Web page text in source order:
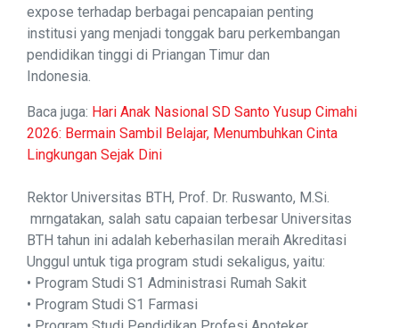
expose terhadap berbagai pencapaian penting
institusi yang menjadi tonggak baru perkembangan
pendidikan tinggi di Priangan Timur dan
Indonesia.
Baca juga: Hari Anak Nasional SD Santo Yusup Cimahi
2026: Bermain Sambil Belajar, Menumbuhkan Cinta
Lingkungan Sejak Dini
Rektor Universitas BTH, Prof. Dr. Ruswanto, M.Si.
mrngatakan, salah satu capaian terbesar Universitas
BTH tahun ini adalah keberhasilan meraih Akreditasi
Unggul untuk tiga program studi sekaligus, yaitu:
• Program Studi S1 Administrasi Rumah Sakit
• Program Studi S1 Farmasi